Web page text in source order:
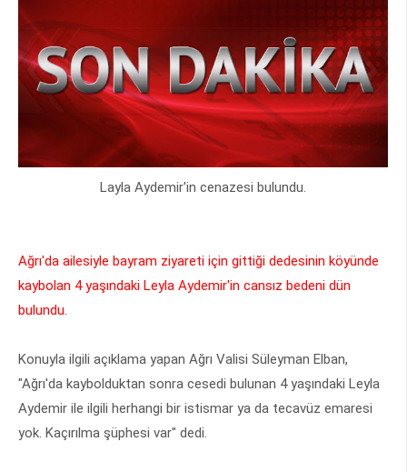
Layla Aydemir'in cenazesi bulundu.
Ağrı'da ailesiyle bayram ziyareti için gittiği dedesinin köyünde
kaybolan 4 yaşındaki Leyla Aydemir'in cansız bedeni dün
bulundu.
Konuyla ilgili açıklama yapan Ağrı Valisi Süleyman Elban,
"Ağrı'da kaybolduktan sonra cesedi bulunan 4 yaşındaki Leyla
Aydemir ile ilgili herhangi bir istismar ya da tecavüz emaresi
yok. Kaçırılma şüphesi var" dedi.